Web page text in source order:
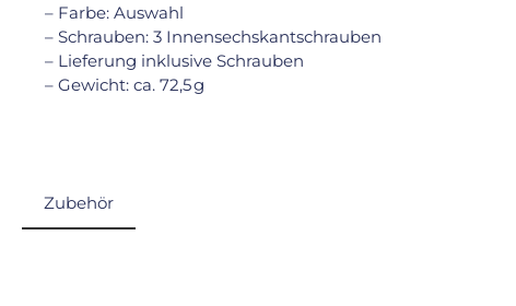
– Farbe: Auswahl
– Schrauben: 3 Innensechskantschrauben
– Lieferung inklusive Schrauben
– Gewicht: ca. 72,5 g
Zubehör